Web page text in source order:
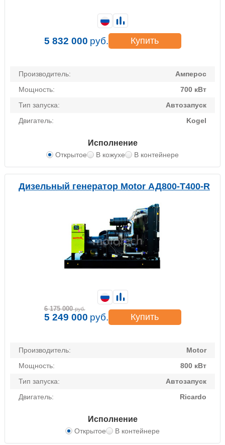
Производитель:
Амперос
Мощность:
700 кВт
Тип запуска:
Автозапуск
Двигатель:
Kogel
Исполнение
Открытое В кожухе В контейнере
5 832 000 руб. Купить
Дизельный генератор Motor АД800-Т400-R
Производитель:
Motor
Мощность:
800 кВт
Тип запуска:
Автозапуск
Двигатель:
Ricardo
Исполнение
Открытое В контейнере
6 175 000 руб.
5 249 000 руб. Купить